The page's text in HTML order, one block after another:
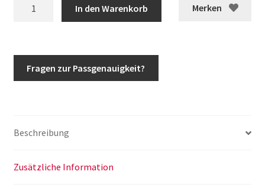
Merken
Führungsrohr
w460
w463
In den Warenkorb
Fragen zur Passgenauigkeit?
Beschreibung
Zusätzliche Information